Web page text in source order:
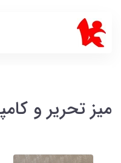
میز تحریر و